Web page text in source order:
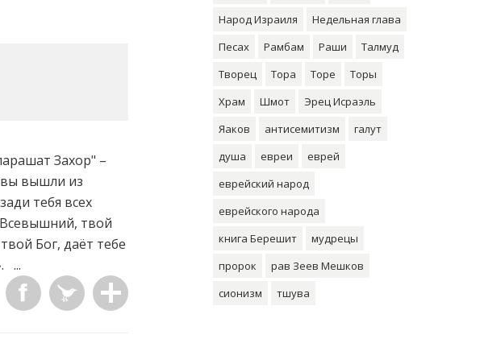
Захор" –
вы вышли из
тебя всех
твой
Бог, даёт тебе
...
Народ Израиля
Недельная глава
Песах
Рамбам Раши
Талмуд
Творец
Тора Торе
Торы
Храм
Шмот
Эрец Исраэль
Яаков
антисемитизм
галут
душа
евреи
еврей
еврейский народ
еврейского народа
книга Берешит
мудрецы
пророк
рав Зеев Мешков
сионизм
тшува